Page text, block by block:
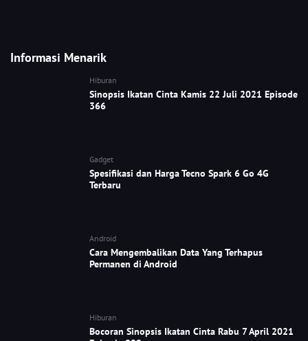
Informasi Menarik
Hiburan
Sinopsis Ikatan Cinta Kamis 22 Juli 2021 Episode
366
Gadget
Spesifikasi dan Harga Tecno Spark 6 Go 4G
Terbaru
Android
Cara Mengembalikan Data Yang Terhapus
Permanen di Android
Hiburan
Bocoran Sinopsis Ikatan Cinta Rabu 7 April 2021